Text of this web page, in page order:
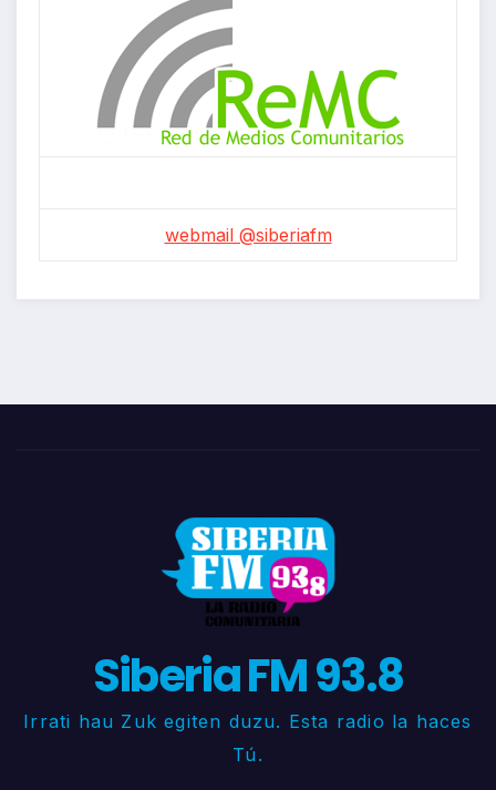
webmail @siberiafm
Siberia FM 93.8
Irrati hau Zuk egiten duzu. Esta radio la haces
Tú.